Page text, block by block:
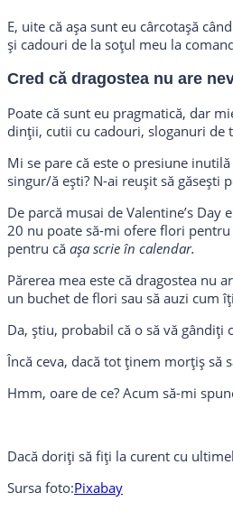
E, uite că așa sunt eu cârcotașă
și cadouri de la soțul meu la
Cred că dragostea nu are
Poate că sunt eu pragmatică, dar
dinții, cutii cu cadouri, sloganuri de
Mi se pare că este o presiune
singur/ă ești? N-ai reușit să găsești
De parcă musai de Valentine’s
20 nu poate să-mi ofere flori
pentru că așa scrie în calendar.
Părerea mea este că dragostea nu
un buchet de flori sau să auzi cum
Da, știu, probabil că o să vă gândiți
Încă ceva, dacă tot ținem morțiș să
Hmm, oare de ce? Acum să-mi
Dacă doriți să fiți la curent cu
Sursa foto:Pixabay